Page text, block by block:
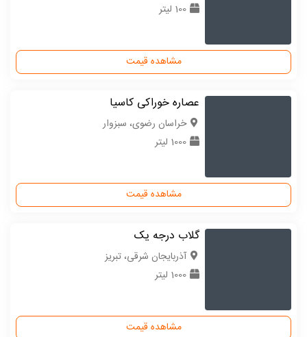
100 لیتر
مشاهده قیمت
عصاره خوراکی کاسیا
خراسان رضوی، سبزوار
1000 لیتر
مشاهده قیمت
گلاب درجه یک
آذربایجان شرقی، تبریز
1000 لیتر
مشاهده قیمت